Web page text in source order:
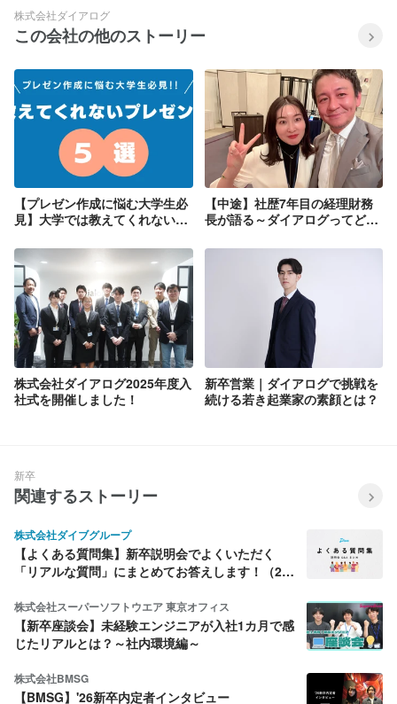
株式会社ダイアログ
この会社の他のストーリー
【プレゼン作成に悩む大学生必
見】大学では教えてくれないプ
【中途】社歴7年目の経理財務
長が語る～ダイアログってどん
株式会社ダイアログ2025年度入
社式を開催しました！
新卒営業｜ダイアログで挑戦を
続ける若き起業家の素顔とは？
新卒
関連するストーリー
株式会社ダイブグループ
【よくある質問集】新卒説明会でよくいただく
「リアルな質問」にまとめてお答えします！（26
株式会社スーパーソフトウエア 東京オフィス
【新卒座談会】未経験エンジニアが入社1カ月で感
じたリアルとは？～社内環境編～
株式会社BMSG
【BMSG】'26新卒内定者インタビュー